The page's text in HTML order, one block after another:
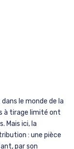
le monde de la
à tirage limité ont
Mais ici, la
: une pièce
par son